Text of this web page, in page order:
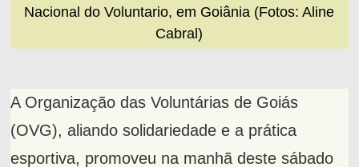
Nacional do Voluntario, em Goiânia (Fotos: Aline
Cabral)
A Organização das Voluntárias de Goiás
(OVG), aliando solidariedade e a prática
esportiva, promoveu na manhã deste sábado